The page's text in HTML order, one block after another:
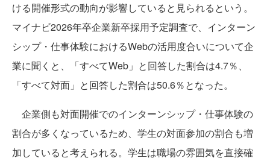
ける開催形式の動向が影響していると見られるという。
マイナビ2026年卒企業新卒採用予定調査で、インターン
シップ・仕事体験におけるWebの活用度合いについて企
業に聞くと、「すべてWeb」と回答した割合は4.7％、
「すべて対面」と回答した割合は50.6％となった。
企業側も対面開催でのインターンシップ・仕事体験の
割合が多くなっているため、学生の対面参加の割合も増
加していると考えられる。学生は職場の雰囲気を直接確